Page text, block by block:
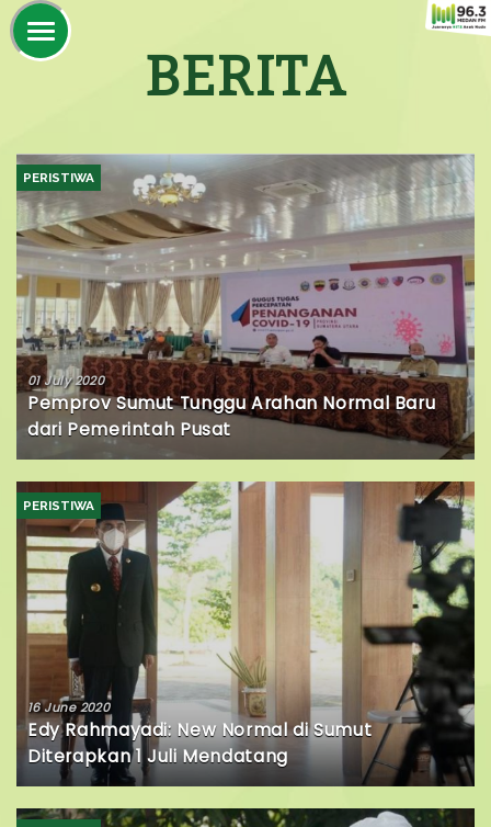
BERITA
PERISTIWA
01 July 2020
Pemprov Sumut Tunggu Arahan Normal Baru
dari Pemerintah Pusat
PERISTIWA
16 June 2020
Edy Rahmayadi: New Normal di Sumut
Diterapkan 1 Juli Mendatang